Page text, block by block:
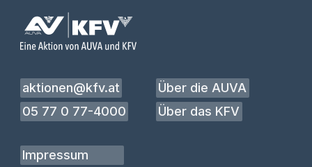
aktionen@kfv.at
05 77 0 77-4000
Über die AUVA
Über das KFV
Impressum